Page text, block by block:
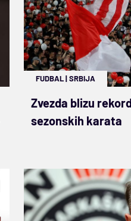
FUDBAL|SRBIJA
Zvezda blizu
sezonskih karata